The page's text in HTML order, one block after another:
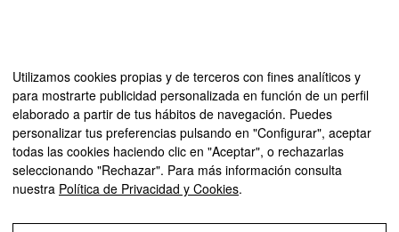
Utilizamos cookies propias y de terceros con fines analíticos y
para mostrarte publicidad personalizada en función de un perfil
elaborado a partir de tus hábitos de navegación. Puedes
personalizar tus preferencias pulsando en "Configurar", aceptar
todas las cookies haciendo clic en "Aceptar", o rechazarlas
seleccionando "Rechazar". Para más información consulta
nuestra Política de Privacidad y Cookies.